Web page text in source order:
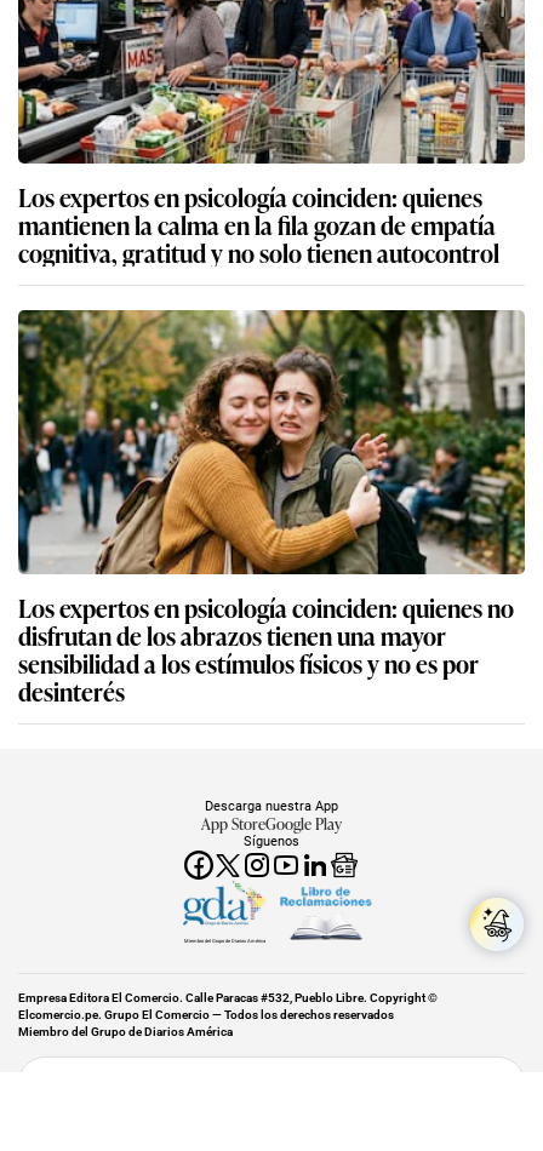
Los expertos en psicología coinciden: quienes
mantienen la calma en la fila gozan de empatía
cognitiva, gratitud y no solo tienen autocontrol
Los expertos en psicología coinciden: quienes no
disfrutan de los abrazos tienen una mayor
sensibilidad a los estímulos físicos y no es por
desinterés
Síguenos
Descarga nuestra App
App StoreGoogle Play
Miembro del Grupo de Diarios América
Empresa Editora El Comercio. Calle Paracas #532, Pueblo Libre. Copyright ©
Elcomercio.pe. Grupo El Comercio — Todos los derechos reservados
Miembro del Grupo de Diarios América